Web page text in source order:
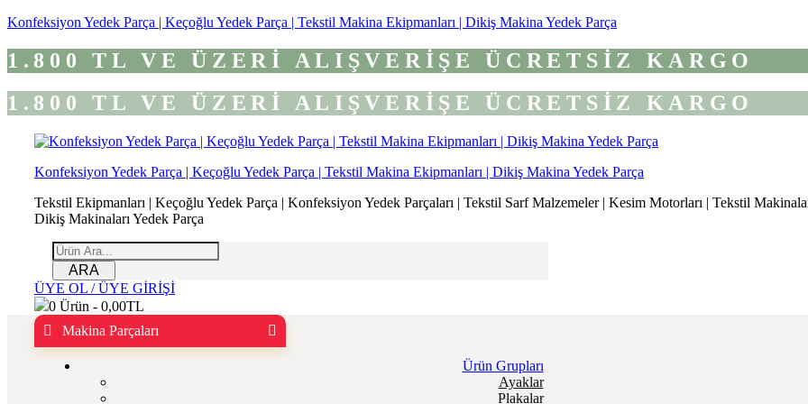
Konfeksiyon Yedek Parça | Keçoğlu Yedek Parça | Tekstil Makina Ekipmanları | Dikiş Makina Yedek Parça
1.800 TL VE ÜZERİ ALIŞVERİŞE ÜCRETSİZ KARGO
1.800 TL VE ÜZERİ ALIŞVERİŞE ÜCRETSİZ KARGO
Konfeksiyon Yedek Parça | Keçoğlu Yedek Parça | Tekstil Makina Ekipmanları | Dikiş Makina Yedek Parça
Tekstil Ekipmanları | Keçoğlu Yedek Parça | Konfeksiyon Yedek Parçaları | Tekstil Sarf Malzemeler | Kesim Motorları | Tekstil
Dikiş Makinaları Yedek Parça
ARA
ÜYE OL / ÜYE GİRİŞİ
0 Ürün - 0,00TL
Makina Parçaları
Ürün Grupları
Ayaklar
Plakalar